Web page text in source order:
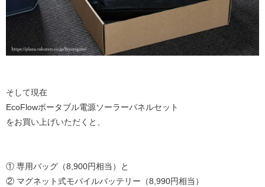
そして現在
EcoFlowポータブル電源ソーラーパネルセット
をお買い上げいただくと、
① 専用バッグ（8,900円相当）と
② マグネット式モバイルバッテリー（8,990円相当）